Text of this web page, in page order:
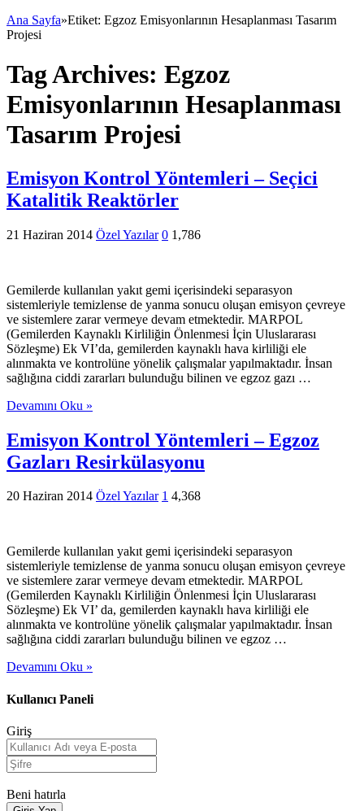
Ana Sayfa»Etiket: Egzoz Emisyonlarının Hesaplanması Tasarım
Projesi
Tag Archives: Egzoz
Emisyonlarının Hesaplanması
Tasarım Projesi
Emisyon Kontrol Yöntemleri – Seçici
Katalitik Reaktörler
21 Haziran 2014 Özel Yazılar 0 1,786
Gemilerde kullanılan yakıt gemi içerisindeki separasyon
sistemleriyle temizlense de yanma sonucu oluşan emisyon çevreye
ve sistemlere zarar vermeye devam etmektedir. MARPOL
(Gemilerden Kaynaklı Kirliliğin Önlenmesi İçin Uluslararası
Sözleşme) Ek VI’da, gemilerden kaynaklı hava kirliliği ele
alınmakta ve kontrolüne yönelik çalışmalar yapılmaktadır. İnsan
sağlığına ciddi zararları bulunduğu bilinen ve egzoz gazı …
Devamını Oku »
Emisyon Kontrol Yöntemleri – Egzoz
Gazları Resirkülasyonu
20 Haziran 2014 Özel Yazılar 1 4,368
Gemilerde kullanılan yakıt gemi içerisindeki separasyon
sistemleriyle temizlense de yanma sonucu oluşan emisyon çevreye
ve sistemlere zarar vermeye devam etmektedir. MARPOL
(Gemilerden Kaynaklı Kirliliğin Önlenmesi İçin Uluslararası
Sözleşme) Ek VI’ da, gemilerden kaynaklı hava kirliliği ele
alınmakta ve kontrolüne yönelik çalışmalar yapılmaktadır. İnsan
sağlığına ciddi zararları bulunduğu bilinen ve egzoz …
Devamını Oku »
Kullanıcı Paneli
Giriş
Beni hatırla